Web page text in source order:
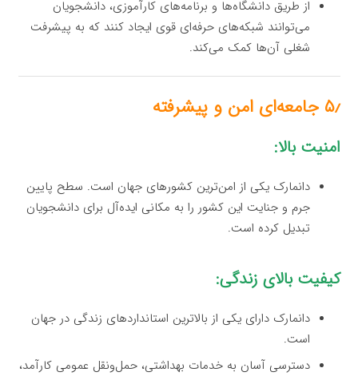
از طریق دانشگاه‌ها و برنامه‌های کارآموزی، دانشجویان
می‌توانند شبکه‌های حرفه‌ای قوی ایجاد کنند که به پیشرفت
شغلی آن‌ها کمک می‌کند.
۵٫ جامعه‌ای امن و پیشرفته
امنیت بالا:
دانمارک یکی از امن‌ترین کشورهای جهان است. سطح پایین
جرم و جنایت این کشور را به مکانی ایده‌آل برای دانشجویان
تبدیل کرده است.
کیفیت بالای زندگی:
دانمارک دارای یکی از بالاترین استانداردهای زندگی در جهان
است.
دسترسی آسان به خدمات بهداشتی، حمل‌ونقل عمومی کارآمد،